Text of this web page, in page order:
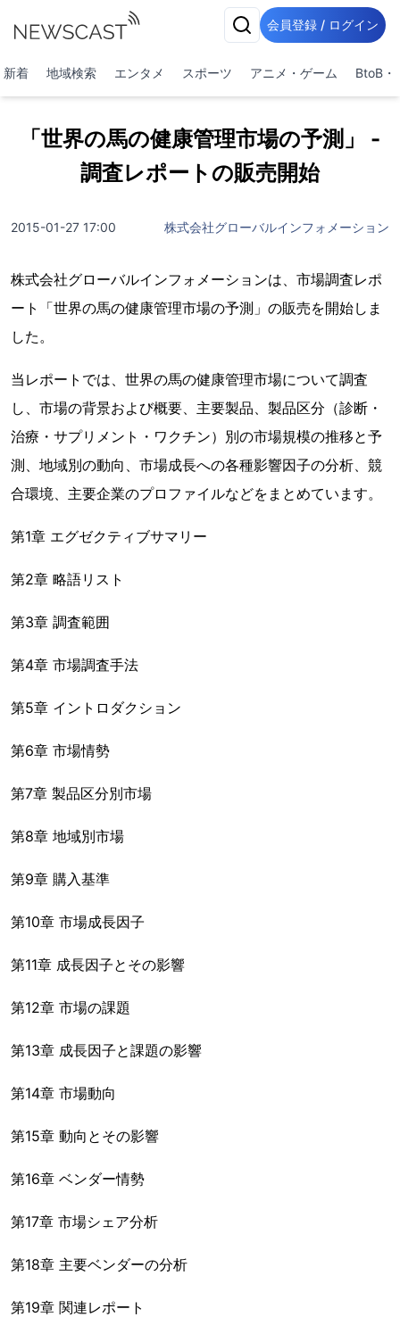
会員登録 / ログイン
新着 地域検索 エンタメ スポーツ アニメ・ゲーム BtoB・
「世界の馬の健康管理市場の予測」 -
調査レポートの販売開始
2015-01-27 17:00 株式会社グローバルインフォメーション
株式会社グローバルインフォメーションは、市場調査レポ
ート「世界の馬の健康管理市場の予測」の販売を開始しま
した。
当レポートでは、世界の馬の健康管理市場について調査
し、市場の背景および概要、主要製品、製品区分（診断・
治療・サプリメント・ワクチン）別の市場規模の推移と予
測、地域別の動向、市場成長への各種影響因子の分析、競
合環境、主要企業のプロファイルなどをまとめています。
第1章 エグゼクティブサマリー
第2章 略語リスト
第3章 調査範囲
第4章 市場調査手法
第5章 イントロダクション
第6章 市場情勢
第7章 製品区分別市場
第8章 地域別市場
第9章 購入基準
第10章 市場成長因子
第11章 成長因子とその影響
第12章 市場の課題
第13章 成長因子と課題の影響
第14章 市場動向
第15章 動向とその影響
第16章 ベンダー情勢
第17章 市場シェア分析
第18章 主要ベンダーの分析
第19章 関連レポート